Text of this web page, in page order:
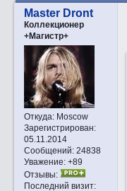
Master Dront
Коллекционер
+Магистр+
Откуда:Moscow
Зарегистрирован:
05.11.2014
Сообщений:24838
Уважение: +89
Отзывы:
Последний визит: